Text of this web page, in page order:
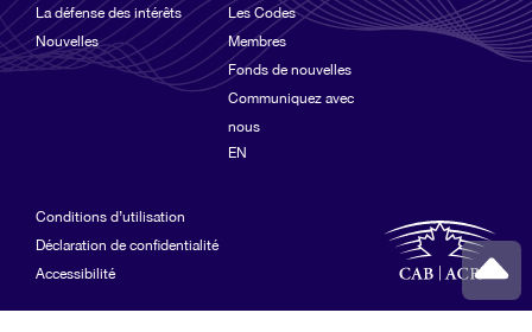
La défense des intérêts
Nouvelles
Les Codes
Membres
Fonds de nouvelles
Communiquez avec
nous
EN
Conditions d’utilisation
Déclaration de confidentialité
Accessibilité